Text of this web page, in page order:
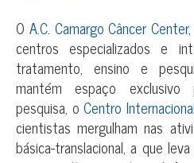
O A.C. Camargo Câncer Center
centros especializados e
tratamento, ensino e
mantém espaço
pesquisa, oCentro
cientistas mergulham nas
básica-translacional, a que